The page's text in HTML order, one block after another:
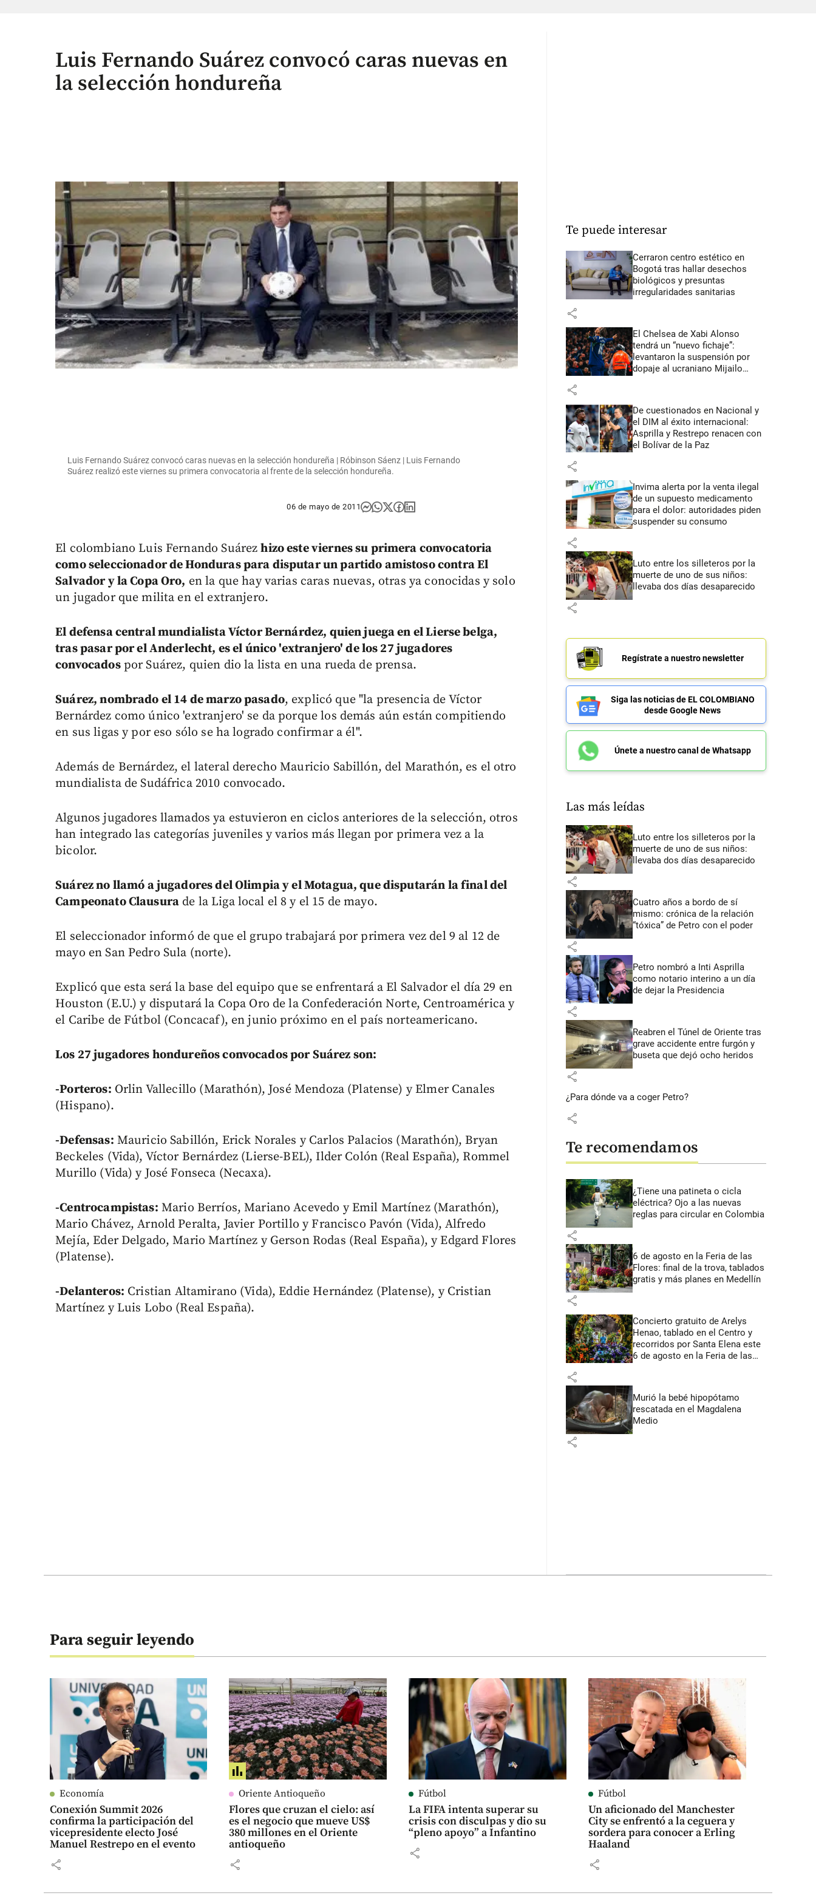
Luis Fernando Suárez convocó caras nuevas en
la selección hondureña
Luis Fernando Suárez convocó caras nuevas en la selección hondureña | Róbinson Sáenz | Luis Fernando
Suárez realizó este viernes su primera convocatoria al frente de la selección hondureña.
06 de mayo de 2011
El colombiano Luis Fernando Suárezhizo este viernes su primera convocatoria
como seleccionador de Honduras para disputar un partido amistoso contra El
Salvador y la Copa Oro, en la que hay varias caras nuevas, otras ya conocidas y solo
un jugador que milita en el extranjero.
El defensa central mundialista Víctor Bernárdez, quien juega en el Lierse belga,
tras pasar por el Anderlecht, es el único 'extranjero' de los 27 jugadores
convocadospor Suárez, quien dio la lista en una rueda de prensa.
Suárez, nombrado el 14 de marzo pasado, explicó que "la presencia de Víctor
Bernárdez como único 'extranjero' se da porque los demás aún están compitiendo
en sus ligas y por eso sólo se ha logrado confirmar a él".
Además de Bernárdez, el lateral derecho Mauricio Sabillón, del Marathón, es el otro
mundialista de Sudáfrica 2010 convocado.
Algunos jugadores llamados ya estuvieron en ciclos anteriores de la selección, otros
han integrado las categorías juveniles y varios más llegan por primera vez a la
bicolor.
Suárez no llamó a jugadores del Olimpia y el Motagua, que disputarán la final del
Campeonato Clausura de la Liga local el 8 y el 15 de mayo.
El seleccionador informó de que el grupo trabajará por primera vez del 9 al 12 de
mayo en San Pedro Sula (norte).
Explicó que esta será la base del equipo que se enfrentará a El Salvador el día 29 en
Houston (E.U.) y disputará la Copa Oro de la Confederación Norte, Centroamérica y
el Caribe de Fútbol (Concacaf), en junio próximo en el país norteamericano.
Los 27 jugadores hondureños convocados por Suárez son:
-Porteros: Orlin Vallecillo (Marathón), José Mendoza (Platense) y Elmer Canales
(Hispano).
-Defensas: Mauricio Sabillón, Erick Norales y Carlos Palacios (Marathón), Bryan
Beckeles (Vida), Víctor Bernárdez (Lierse-BEL), Ilder Colón (Real España), Rommel
Murillo (Vida) y José Fonseca (Necaxa).
-Centrocampistas: Mario Berríos, Mariano Acevedo y Emil Martínez (Marathón),
Mario Chávez, Arnold Peralta, Javier Portillo y Francisco Pavón (Vida), Alfredo
Mejía, Eder Delgado, Mario Martínez y Gerson Rodas (Real España), y Edgard Flores
(Platense).
-Delanteros: Cristian Altamirano (Vida), Eddie Hernández (Platense), y Cristian
Martínez y Luis Lobo (Real España).
Te puede interesar
Cerraron centro estético en
Bogotá tras hallar desechos
biológicos y presuntas
irregularidades sanitarias
share
El Chelsea de Xabi Alonso
tendrá un “nuevo fichaje”:
levantaron la suspensión por
dopaje al ucraniano Mijailo
share
De cuestionados en Nacional y
el DIM al éxito internacional:
Asprilla y Restrepo renacen con
el Bolívar de la Paz
share
Invima alerta por la venta ilegal
de un supuesto medicamento
para el dolor: autoridades piden
suspender su consumo
share
Luto entre los silleteros por la
muerte de uno de sus niños:
llevaba dos días desaparecido
share
Regístrate a nuestro newsletter
Siga las noticias de EL COLOMBIANO
desde Google News
Únete a nuestro canal de Whatsapp
Las más leídas
Luto entre los silleteros por la
muerte de uno de sus niños:
llevaba dos días desaparecido
share
Cuatro años a bordo de sí
mismo: crónica de la relación
“tóxica” de Petro con el poder
share
Petro nombró a Inti Asprilla
como notario interino a un día
de dejar la Presidencia
share
Reabren el Túnel de Oriente tras
grave accidente entre furgón y
buseta que dejó ocho heridos
share
¿Para dónde va a coger Petro?
share
Te recomendamos
¿Tiene una patineta o cicla
eléctrica? Ojo a las nuevas
reglas para circular en Colombia
share
6 de agosto en la Feria de las
Flores: final de la trova, tablados
gratis y más planes en Medellín
share
Concierto gratuito de Arelys
Henao, tablado en el Centro y
recorridos por Santa Elena este
6 de agosto en la Feria de las
share
Murió la bebé hipopótamo
rescatada en el Magdalena
Medio
share
Para seguir leyendo
Economía
Conexión Summit 2026
confirma la participación del
vicepresidente electo José
Manuel Restrepo en el evento
share
Oriente Antioqueño
Flores que cruzan el cielo: así
es el negocio que mueve US$
380 millones en el Oriente
antioqueño
share
Fútbol
La FIFA intenta superar su
crisis con disculpas y dio su
“pleno apoyo” a Infantino
share
Fútbol
Un aficionado del Manchester
City se enfrentó a la ceguera y
sordera para conocer a Erling
Haaland
share